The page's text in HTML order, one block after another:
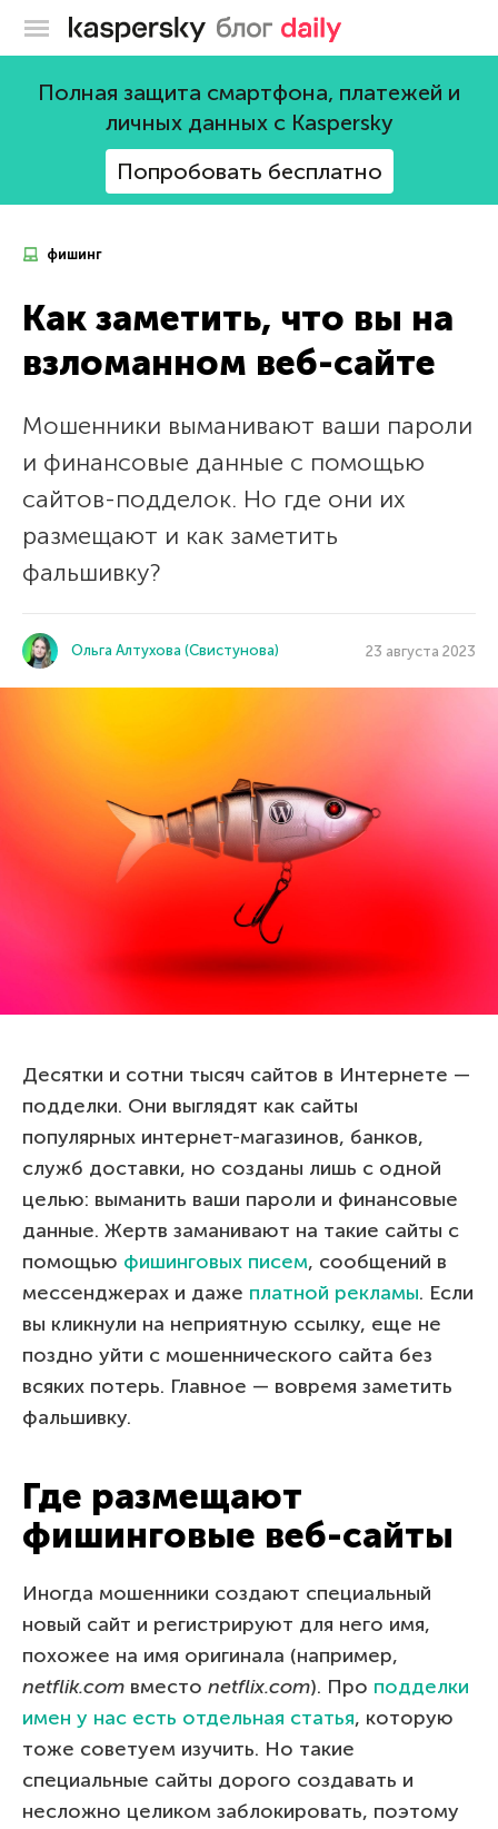
Блог Касперского
Полная защита смартфона, платежей и
личных данных с Kaspersky
Попробовать бесплатно
фишинг
Как заметить, что вы на
взломанном веб-сайте
Мошенники выманивают ваши пароли
и финансовые данные с помощью
сайтов-подделок. Но где они их
размещают и как заметить
фальшивку?
Ольга Алтухова (Свистунова) 23 августа 2023
Десятки и сотни тысяч сайтов в Интернете —
подделки. Они выглядят как сайты
популярных интернет-магазинов, банков,
служб доставки, но созданы лишь с одной
целью: выманить ваши пароли и финансовые
данные. Жертв заманивают на такие сайты с
помощью фишинговых писем, сообщений в
мессенджерах и даже платной рекламы. Если
вы кликнули на неприятную ссылку, еще не
поздно уйти с мошеннического сайта без
всяких потерь. Главное — вовремя заметить
фальшивку.
Где размещают
фишинговые веб-сайты
Иногда мошенники создают специальный
новый сайт и регистрируют для него имя,
похожее на имя оригинала (например,
netflik.com вместо netflix.com). Про подделки
имен у нас есть отдельная статья, которую
тоже советуем изучить. Но такие
специальные сайты дорого создавать и
несложно целиком заблокировать, поэтому